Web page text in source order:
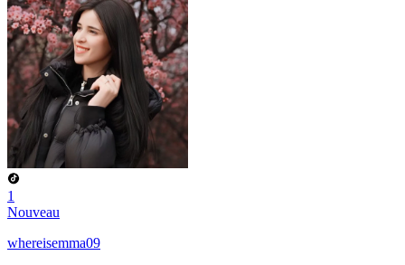
1
Nouveau
whereisemma09